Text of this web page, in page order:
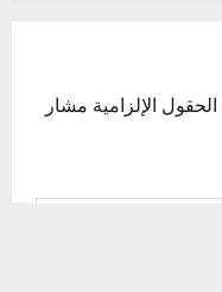
الحقول الإلزامية مشار